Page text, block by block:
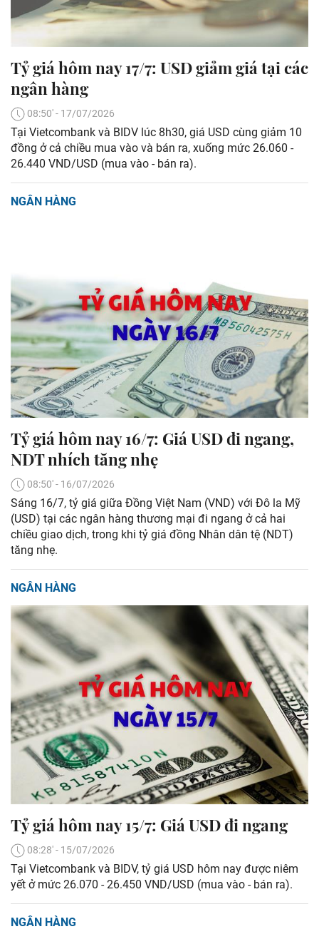
Tỷ giá hôm nay 17/7: USD giảm giá tại các
ngân hàng
08:50' - 17/07/2026
Tại Vietcombank và BIDV lúc 8h30, giá USD cùng giảm 10
đồng ở cả chiều mua vào và bán ra, xuống mức 26.060 -
26.440 VND/USD (mua vào - bán ra).
NGÂN HÀNG
Tỷ giá hôm nay 16/7: Giá USD đi ngang,
NDT nhích tăng nhẹ
08:50' - 16/07/2026
Sáng 16/7, tỷ giá giữa Đồng Việt Nam (VND) với Đô la Mỹ
(USD) tại các ngân hàng thương mại đi ngang ở cả hai
chiều giao dịch, trong khi tỷ giá đồng Nhân dân tệ (NDT)
tăng nhẹ.
NGÂN HÀNG
Tỷ giá hôm nay 15/7: Giá USD đi ngang
08:28' - 15/07/2026
Tại Vietcombank và BIDV, tỷ giá USD hôm nay được niêm
yết ở mức 26.070 - 26.450 VND/USD (mua vào - bán ra).
NGÂN HÀNG